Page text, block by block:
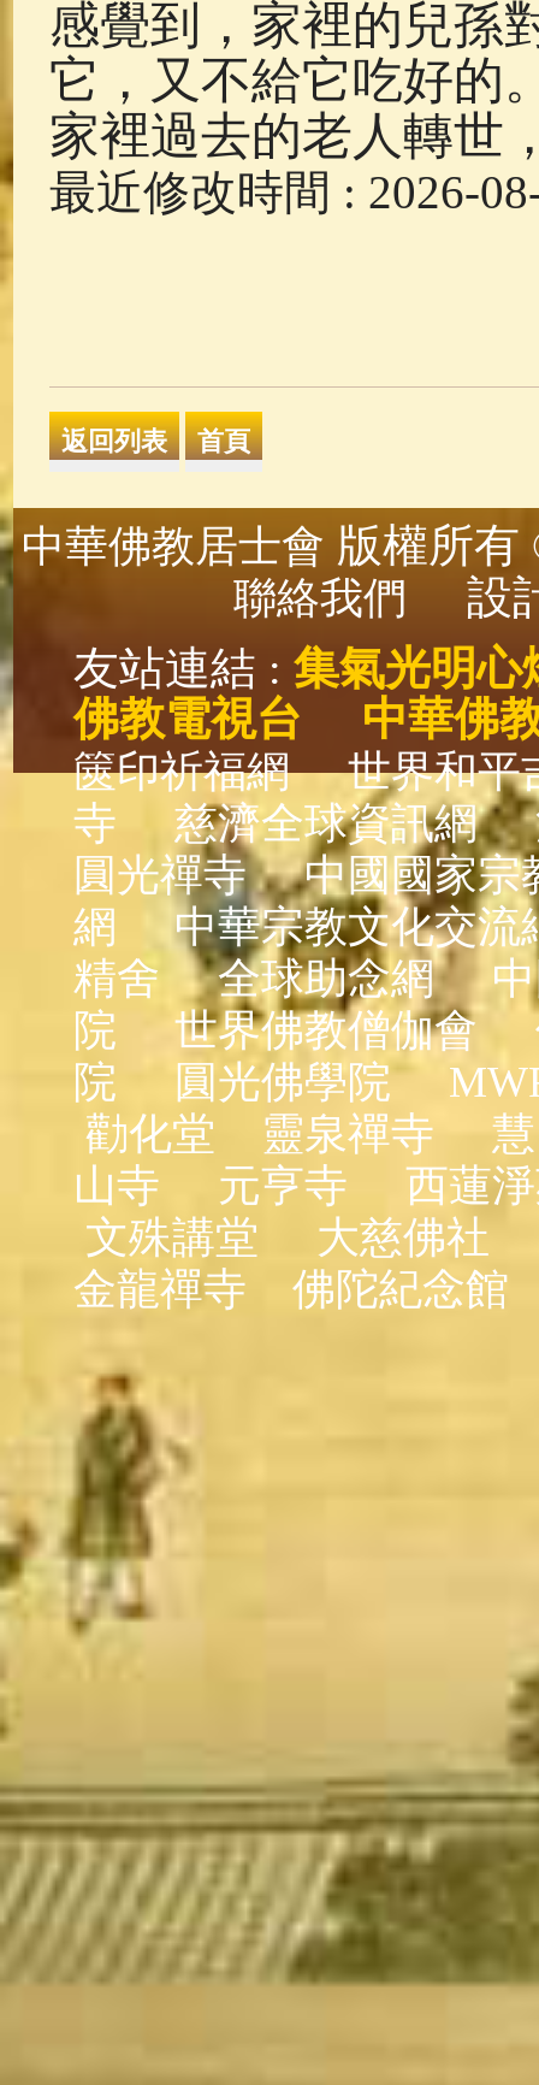
感覺到，家裡的兒孫
它，又不給它吃好的
家裡過去的老人轉世
最近修改時間 : 2026-
中華佛教居士會 版權所
聯絡我們
設
友站連結 : 集氣光明心
佛教電視台
中華佛
篋印祈福網
世界和平
寺
慈濟全球資訊網
圓光禪寺
中國國家宗
網
中華宗教文化交流
精舍
全球助念網
院
世界佛教僧伽會
院
圓光佛學院
勸化堂
靈泉禪寺
山寺
元亨寺
西蓮
文殊講堂
大慈佛社
金龍禪寺
佛陀紀念館